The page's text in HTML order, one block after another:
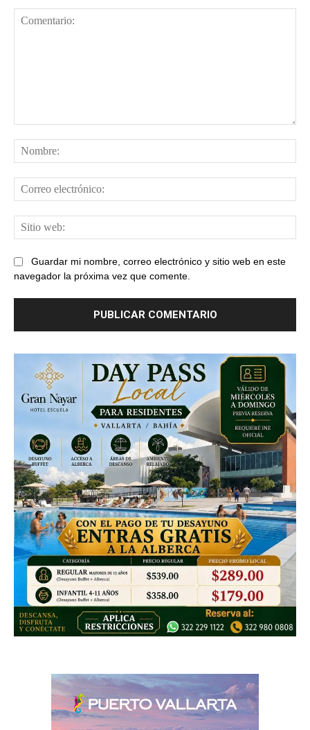
Guardar mi nombre, correo electrónico y sitio web en este
navegador la próxima vez que comente.